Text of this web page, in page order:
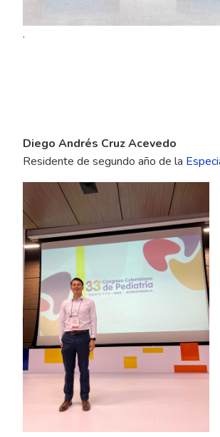
.
Diego Andrés Cruz Acevedo
Residente de segundo año de la